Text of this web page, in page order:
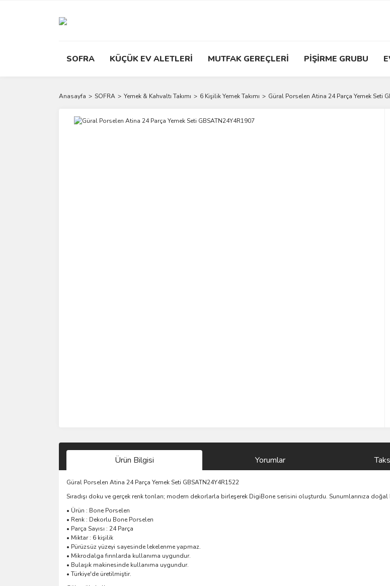
SOFRA KÜÇÜK EV ALETLERİ MUTFAK GEREÇLERİ PİŞİRME GRUBU
Anasayfa SOFRA Yemek & Kahvaltı Takımı 6 Kişilik Yemek Takımı Güral Porselen Atina 24 Parça Yemek Seti
Ürün Bilgisi Yorumlar
Güral Porselen Atina 24 Parça Yemek Seti GBSATN24Y4R1522
Sıradışı doku ve gerçek renk tonları; modern dekorlarla birleşerek DigiBone serisini oluşturdu. Sunumlarınıza
• Ürün : Bone Porselen
• Renk : Dekorlu Bone Porselen
• Parça Sayısı : 24 Parça
• Miktar : 6 kişilik
• Pürüzsüz yüzeyi sayesinde lekelenme yapmaz.
• Mikrodalga fırınlarda kullanıma uygundur.
• Bulaşık makinesinde kullanıma uygundur.
• Türkiye'de üretilmiştir.